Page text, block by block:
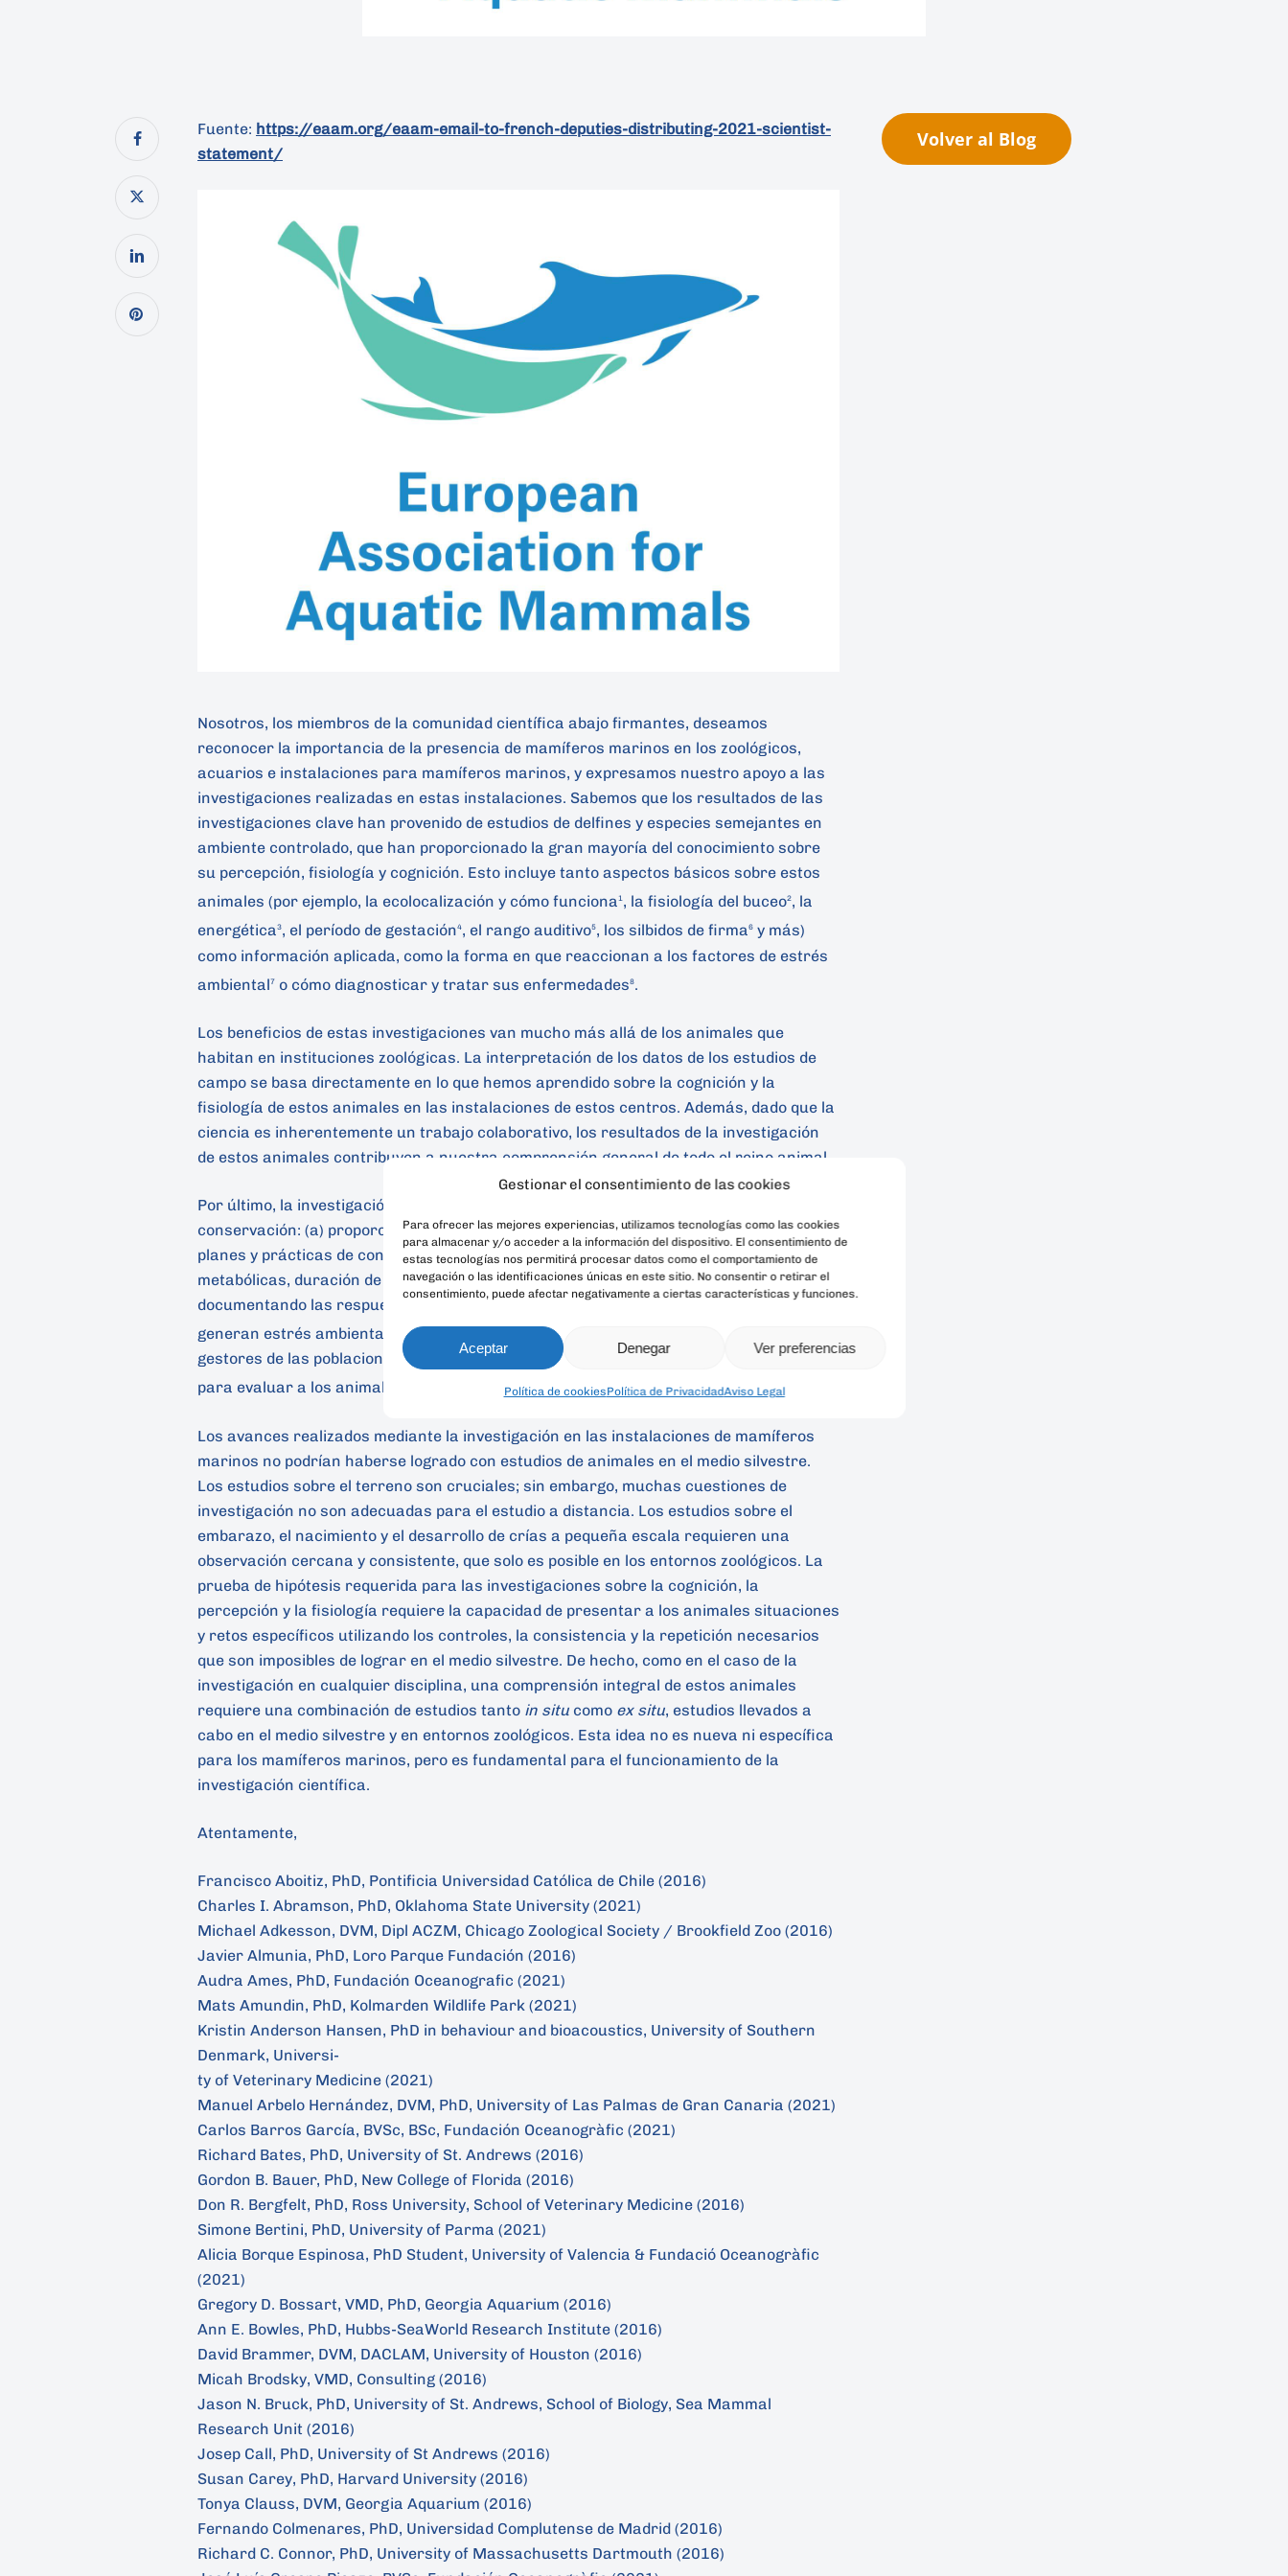
Gestionar el consentimiento de las cookies
Para ofrecer las mejores experiencias, utilizamos tecnologías como las cookies
para almacenar y/o acceder a la información del dispositivo. El consentimiento de
estas tecnologías nos permitirá procesar datos como el comportamiento de
navegación o las identificaciones únicas en este sitio. No consentir o retirar el
consentimiento, puede afectar negativamente a ciertas características y funciones.
Aceptar Denegar Ver preferencias
Política de cookiesPolítica de PrivacidadAviso Legal
Fuente: https://eaam.org/eaam-email-to-french-deputies-distributing-2021-scientist-
statement/
Nosotros, los miembros de la comunidad científica abajo firmantes, deseamos
reconocer la importancia de la presencia de mamíferos marinos en los zoológicos,
acuarios e instalaciones para mamíferos marinos, y expresamos nuestro apoyo a las
investigaciones realizadas en estas instalaciones. Sabemos que los resultados de las
investigaciones clave han provenido de estudios de delfines y especies semejantes en
ambiente controlado, que han proporcionado la gran mayoría del conocimiento sobre
su percepción, fisiología y cognición. Esto incluye tanto aspectos básicos sobre estos
animales (por ejemplo, la ecolocalización y cómo funciona1, la fisiología del buceo2, la
energética3, el período de gestación4, el rango auditivo5, los silbidos de firma6 y más)
como información aplicada, como la forma en que reaccionan a los factores de estrés
ambiental7 o cómo diagnosticar y tratar sus enfermedades8.
Los beneficios de estas investigaciones van mucho más allá de los animales que
habitan en instituciones zoológicas. La interpretación de los datos de los estudios de
campo se basa directamente en lo que hemos aprendido sobre la cognición y la
fisiología de estos animales en las instalaciones de estos centros. Además, dado que la
ciencia es inherentemente un trabajo colaborativo, los resultados de la investigación
de estos animales contribuyen a nuestra comprensión general de todo el reino animal.
Por último, la investigación en entornos controlados beneficia a los esfuerzos de
conservación: (a) proporcionando la información de referencia necesaria para los
planes y prácticas de conservación (por ejemplo, tasas de respiración típicas, tasas
metabólicas, duración de la gestación, rango y umbrales auditivos, etc.), (b)
documentando las respuestas fisiológicas y de comportamiento a los elementos que
generan estrés ambiental, como el sonido y los contaminantes
gestores de las poblaciones, y (c) desarrollando y probando técnicas y herramientas
para evaluar a los animales en campo.
Los avances realizados mediante la investigación en las instalaciones de mamíferos
marinos no podrían haberse logrado con estudios de animales en el medio silvestre.
Los estudios sobre el terreno son cruciales; sin embargo, muchas cuestiones de
investigación no son adecuadas para el estudio a distancia. Los estudios sobre el
embarazo, el nacimiento y el desarrollo de crías a pequeña escala requieren una
observación cercana y consistente, que solo es posible en los entornos zoológicos. La
prueba de hipótesis requerida para las investigaciones sobre la cognición, la
percepción y la fisiología requiere la capacidad de presentar a los animales situaciones
y retos específicos utilizando los controles, la consistencia y la repetición necesarios
que son imposibles de lograr en el medio silvestre. De hecho, como en el caso de la
investigación en cualquier disciplina, una comprensión integral de estos animales
requiere una combinación de estudios tanto in situ como ex situ, estudios llevados a
cabo en el medio silvestre y en entornos zoológicos. Esta idea no es nueva ni específica
para los mamíferos marinos, pero es fundamental para el funcionamiento de la
investigación científica.
Atentamente,
Francisco Aboitiz, PhD, Pontificia Universidad Católica de Chile (2016)
Charles I. Abramson, PhD, Oklahoma State University (2021)
Michael Adkesson, DVM, Dipl ACZM, Chicago Zoological Society / Brookfield Zoo (2016)
Javier Almunia, PhD, Loro Parque Fundación (2016)
Audra Ames, PhD, Fundación Oceanografic (2021)
Mats Amundin, PhD, Kolmarden Wildlife Park (2021)
Kristin Anderson Hansen, PhD in behaviour and bioacoustics, University of Southern
Denmark, Universi-
ty of Veterinary Medicine (2021)
Manuel Arbelo Hernández, DVM, PhD, University of Las Palmas de Gran Canaria (2021)
Carlos Barros García, BVSc, BSc, Fundación Oceanogràfic (2021)
Richard Bates, PhD, University of St. Andrews (2016)
Gordon B. Bauer, PhD, New College of Florida (2016)
Don R. Bergfelt, PhD, Ross University, School of Veterinary Medicine (2016)
Simone Bertini, PhD, University of Parma (2021)
Alicia Borque Espinosa, PhD Student, University of Valencia & Fundació Oceanogràfic
(2021)
Gregory D. Bossart, VMD, PhD, Georgia Aquarium (2016)
Ann E. Bowles, PhD, Hubbs-SeaWorld Research Institute (2016)
David Brammer, DVM, DACLAM, University of Houston (2016)
Micah Brodsky, VMD, Consulting (2016)
Jason N. Bruck, PhD, University of St. Andrews, School of Biology, Sea Mammal
Research Unit (2016)
Josep Call, PhD, University of St Andrews (2016)
Susan Carey, PhD, Harvard University (2016)
Tonya Clauss, DVM, Georgia Aquarium (2016)
Fernando Colmenares, PhD, Universidad Complutense de Madrid (2016)
Richard C. Connor, PhD, University of Massachusetts Dartmouth (2016)
Volver al Blog